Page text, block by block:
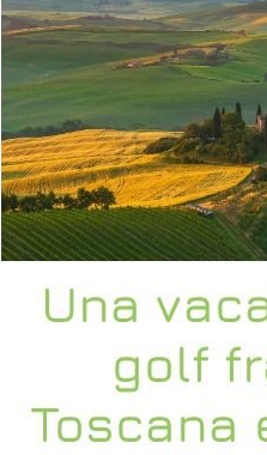
Una
golf
Toscana